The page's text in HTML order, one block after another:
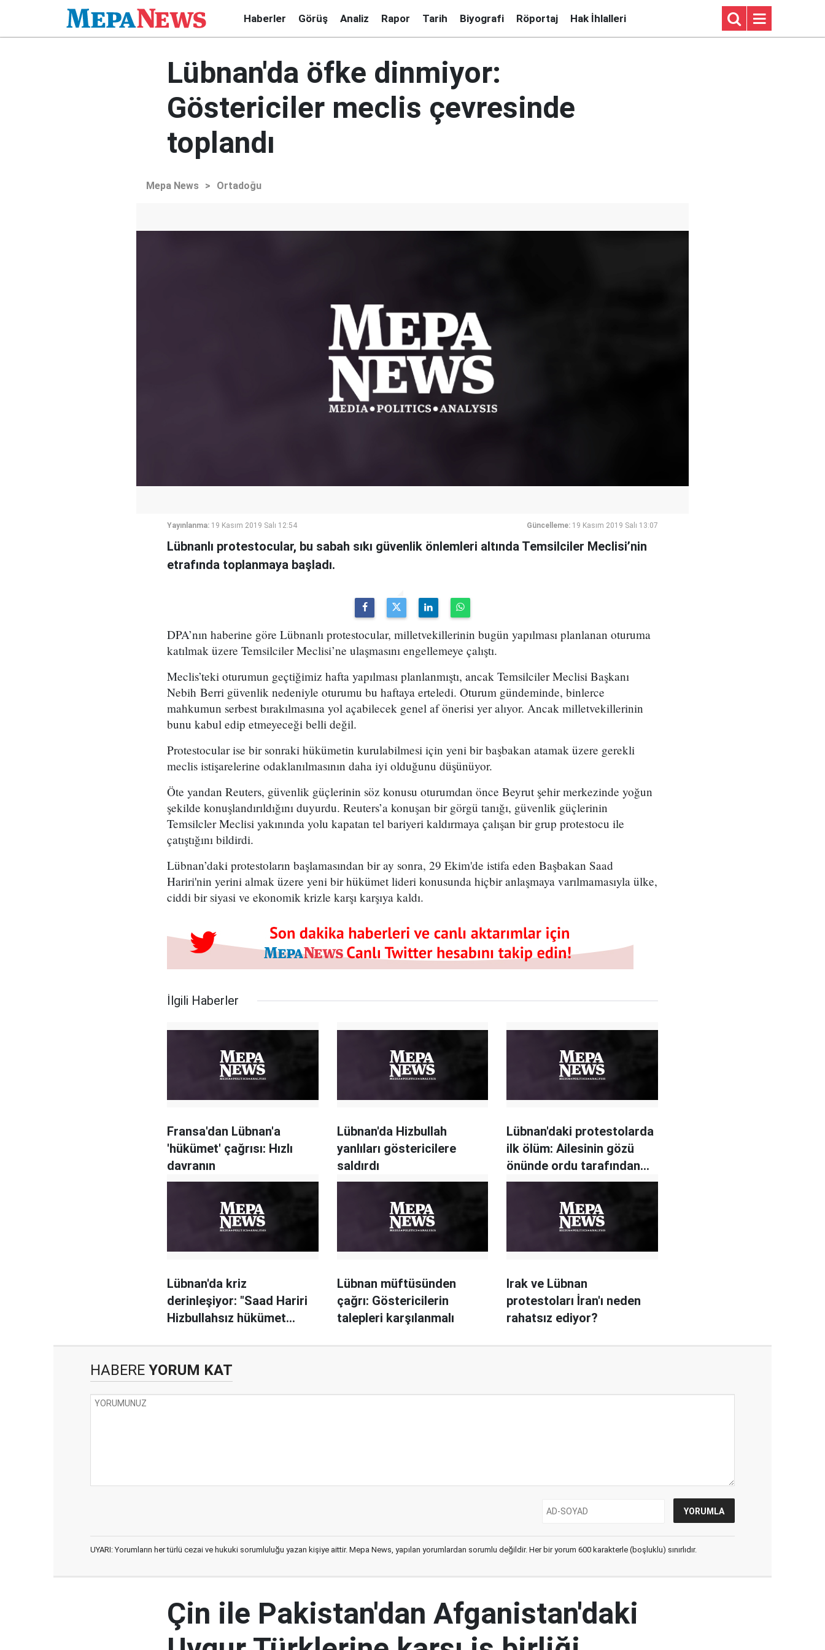
Haberler Görüş Analiz Rapor Tarih Biyografi Röportaj Hak İhlalleri
Lübnan'da öfke dinmiyor:
Göstericiler meclis çevresinde
toplandı
Mepa News > Ortadoğu
Yayınlanma: 19 Kasım 2019 Salı 12:54 Güncelleme: 19 Kasım 2019 Salı 13:07
Lübnanlı protestocular, bu sabah sıkı güvenlik önlemleri altında Temsilciler Meclisi’nin
etrafında toplanmaya başladı.
DPA’nın haberine göre Lübnanlı protestocular, milletvekillerinin bugün yapılması planlanan oturuma
katılmak üzere Temsilciler Meclisi’ne ulaşmasını engellemeye çalıştı.
Meclis’teki oturumun geçtiğimiz hafta yapılması planlanmıştı, ancak Temsilciler Meclisi Başkanı
Nebih Berri güvenlik nedeniyle oturumu bu haftaya erteledi. Oturum gündeminde, binlerce
mahkumun serbest bırakılmasına yol açabilecek genel af önerisi yer alıyor. Ancak milletvekillerinin
bunu kabul edip etmeyeceği belli değil.
Protestocular ise bir sonraki hükümetin kurulabilmesi için yeni bir başbakan atamak üzere gerekli
meclis istişarelerine odaklanılmasının daha iyi olduğunu düşünüyor.
Öte yandan Reuters, güvenlik güçlerinin söz konusu oturumdan önce Beyrut şehir merkezinde yoğun
şekilde konuşlandırıldığını duyurdu. Reuters’a konuşan bir görgü tanığı, güvenlik güçlerinin
Temsilcler Meclisi yakınında yolu kapatan tel bariyeri kaldırmaya çalışan bir grup protestocu ile
çatıştığını bildirdi.
Lübnan’daki protestoların başlamasından bir ay sonra, 29 Ekim'de istifa eden Başbakan Saad
Hariri'nin yerini almak üzere yeni bir hükümet lideri konusunda hiçbir anlaşmaya varılmamasıyla ülke,
ciddi bir siyasi ve ekonomik krizle karşı karşıya kaldı.
İlgili Haberler
Fransa'dan Lübnan'a
'hükümet' çağrısı: Hızlı
davranın
Lübnan'da Hizbullah
yanlıları göstericilere
saldırdı
Lübnan'daki protestolarda
ilk ölüm: Ailesinin gözü
önünde ordu tarafından
öldürüldü
Lübnan'da kriz
derinleşiyor: "Saad Hariri
Hizbullahsız hükümet
Lübnan müftüsünden
çağrı: Göstericilerin
talepleri karşılanmalı
Irak ve Lübnan
protestoları İran'ı neden
rahatsız ediyor?
HABERE YORUM KAT
UYARI: Yorumların her türlü cezai ve hukuki sorumluluğu yazan kişiye aittir. Mepa News, yapılan yorumlardan sorumlu değildir. Her bir yorum 600 karakterle (boşluklu) sınırlıdır.
Çin ile Pakistan'dan Afganistan'daki